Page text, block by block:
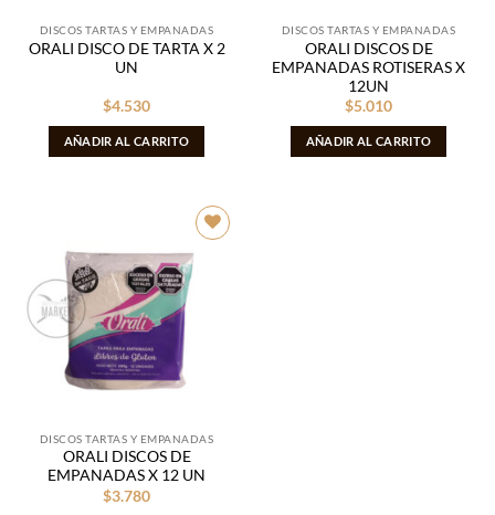
DISCOS TARTAS Y EMPANADAS
ORALI DISCO DE TARTA X 2
UN
$4.530
AÑADIR AL CARRITO
DISCOS TARTAS Y EMPANADAS
ORALI DISCOS DE
EMPANADAS ROTISERAS X
12UN
$5.010
AÑADIR AL CARRITO
Añadir
lista de
deseos
DISCOS TARTAS Y EMPANADAS
ORALI DISCOS DE
EMPANADAS X 12 UN
$3.780